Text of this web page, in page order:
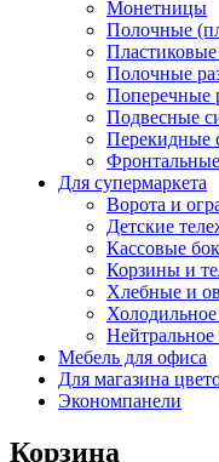
Монетницы
Полочные
Полочные
Поперечные
Подвесные
Перекидные
Для супермаркета
Ворота и
Детские
Кассовые
Корзины и
Хлебные и
Нейтральное
Мебель для офиса
Для магазина
Экономпанели
Корзина